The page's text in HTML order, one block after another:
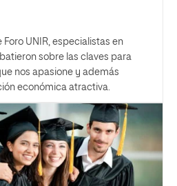
Foro UNIR, especialistas en
sobre las claves para
nos apasione y además
económica atractiva.